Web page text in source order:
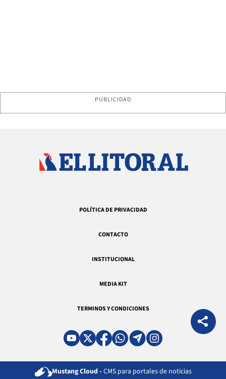
PUBLICIDAD
POLÍTICA DE PRIVACIDAD
CONTACTO
INSTITUCIONAL
MEDIA KIT
TERMINOS Y CONDICIONES
Mustang Cloud - CMS para portales de noticias